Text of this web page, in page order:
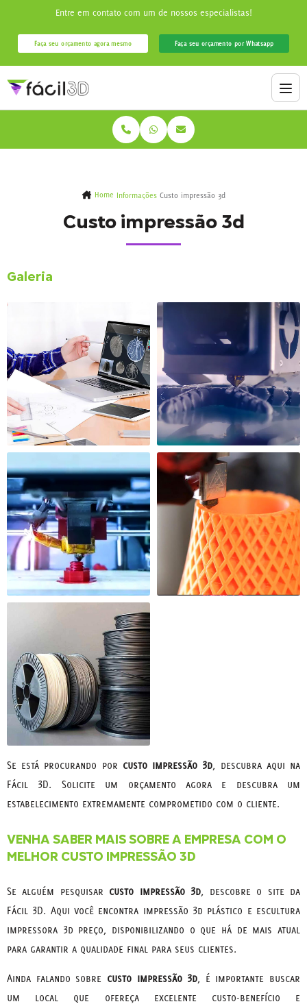
Entre em contato com um de nossos especialistas!
Faça seu orçamento agora mesmo Faça seu orçamento por Whatsapp
Home Informações Custo impressão 3d
Custo impressão 3d
Galeria
Se está procurando por custo impressão 3d, descubra aqui na
Fácil 3D. Solicite um orçamento agora e descubra um
estabelecimento extremamente comprometido com o cliente.
VENHA SABER MAIS SOBRE A EMPRESA COM O
MELHOR CUSTO IMPRESSÃO 3D
Se alguém pesquisar custo impressão 3d, descobre o site da
Fácil 3D. Aqui você encontra impressão 3d plástico e escultura
impressora 3d preço, disponibilizando o que há de mais atual
para garantir a qualidade final para seus clientes.
Ainda falando sobre custo impressão 3d, é importante buscar
um local que ofereça excelente custo-benefício e